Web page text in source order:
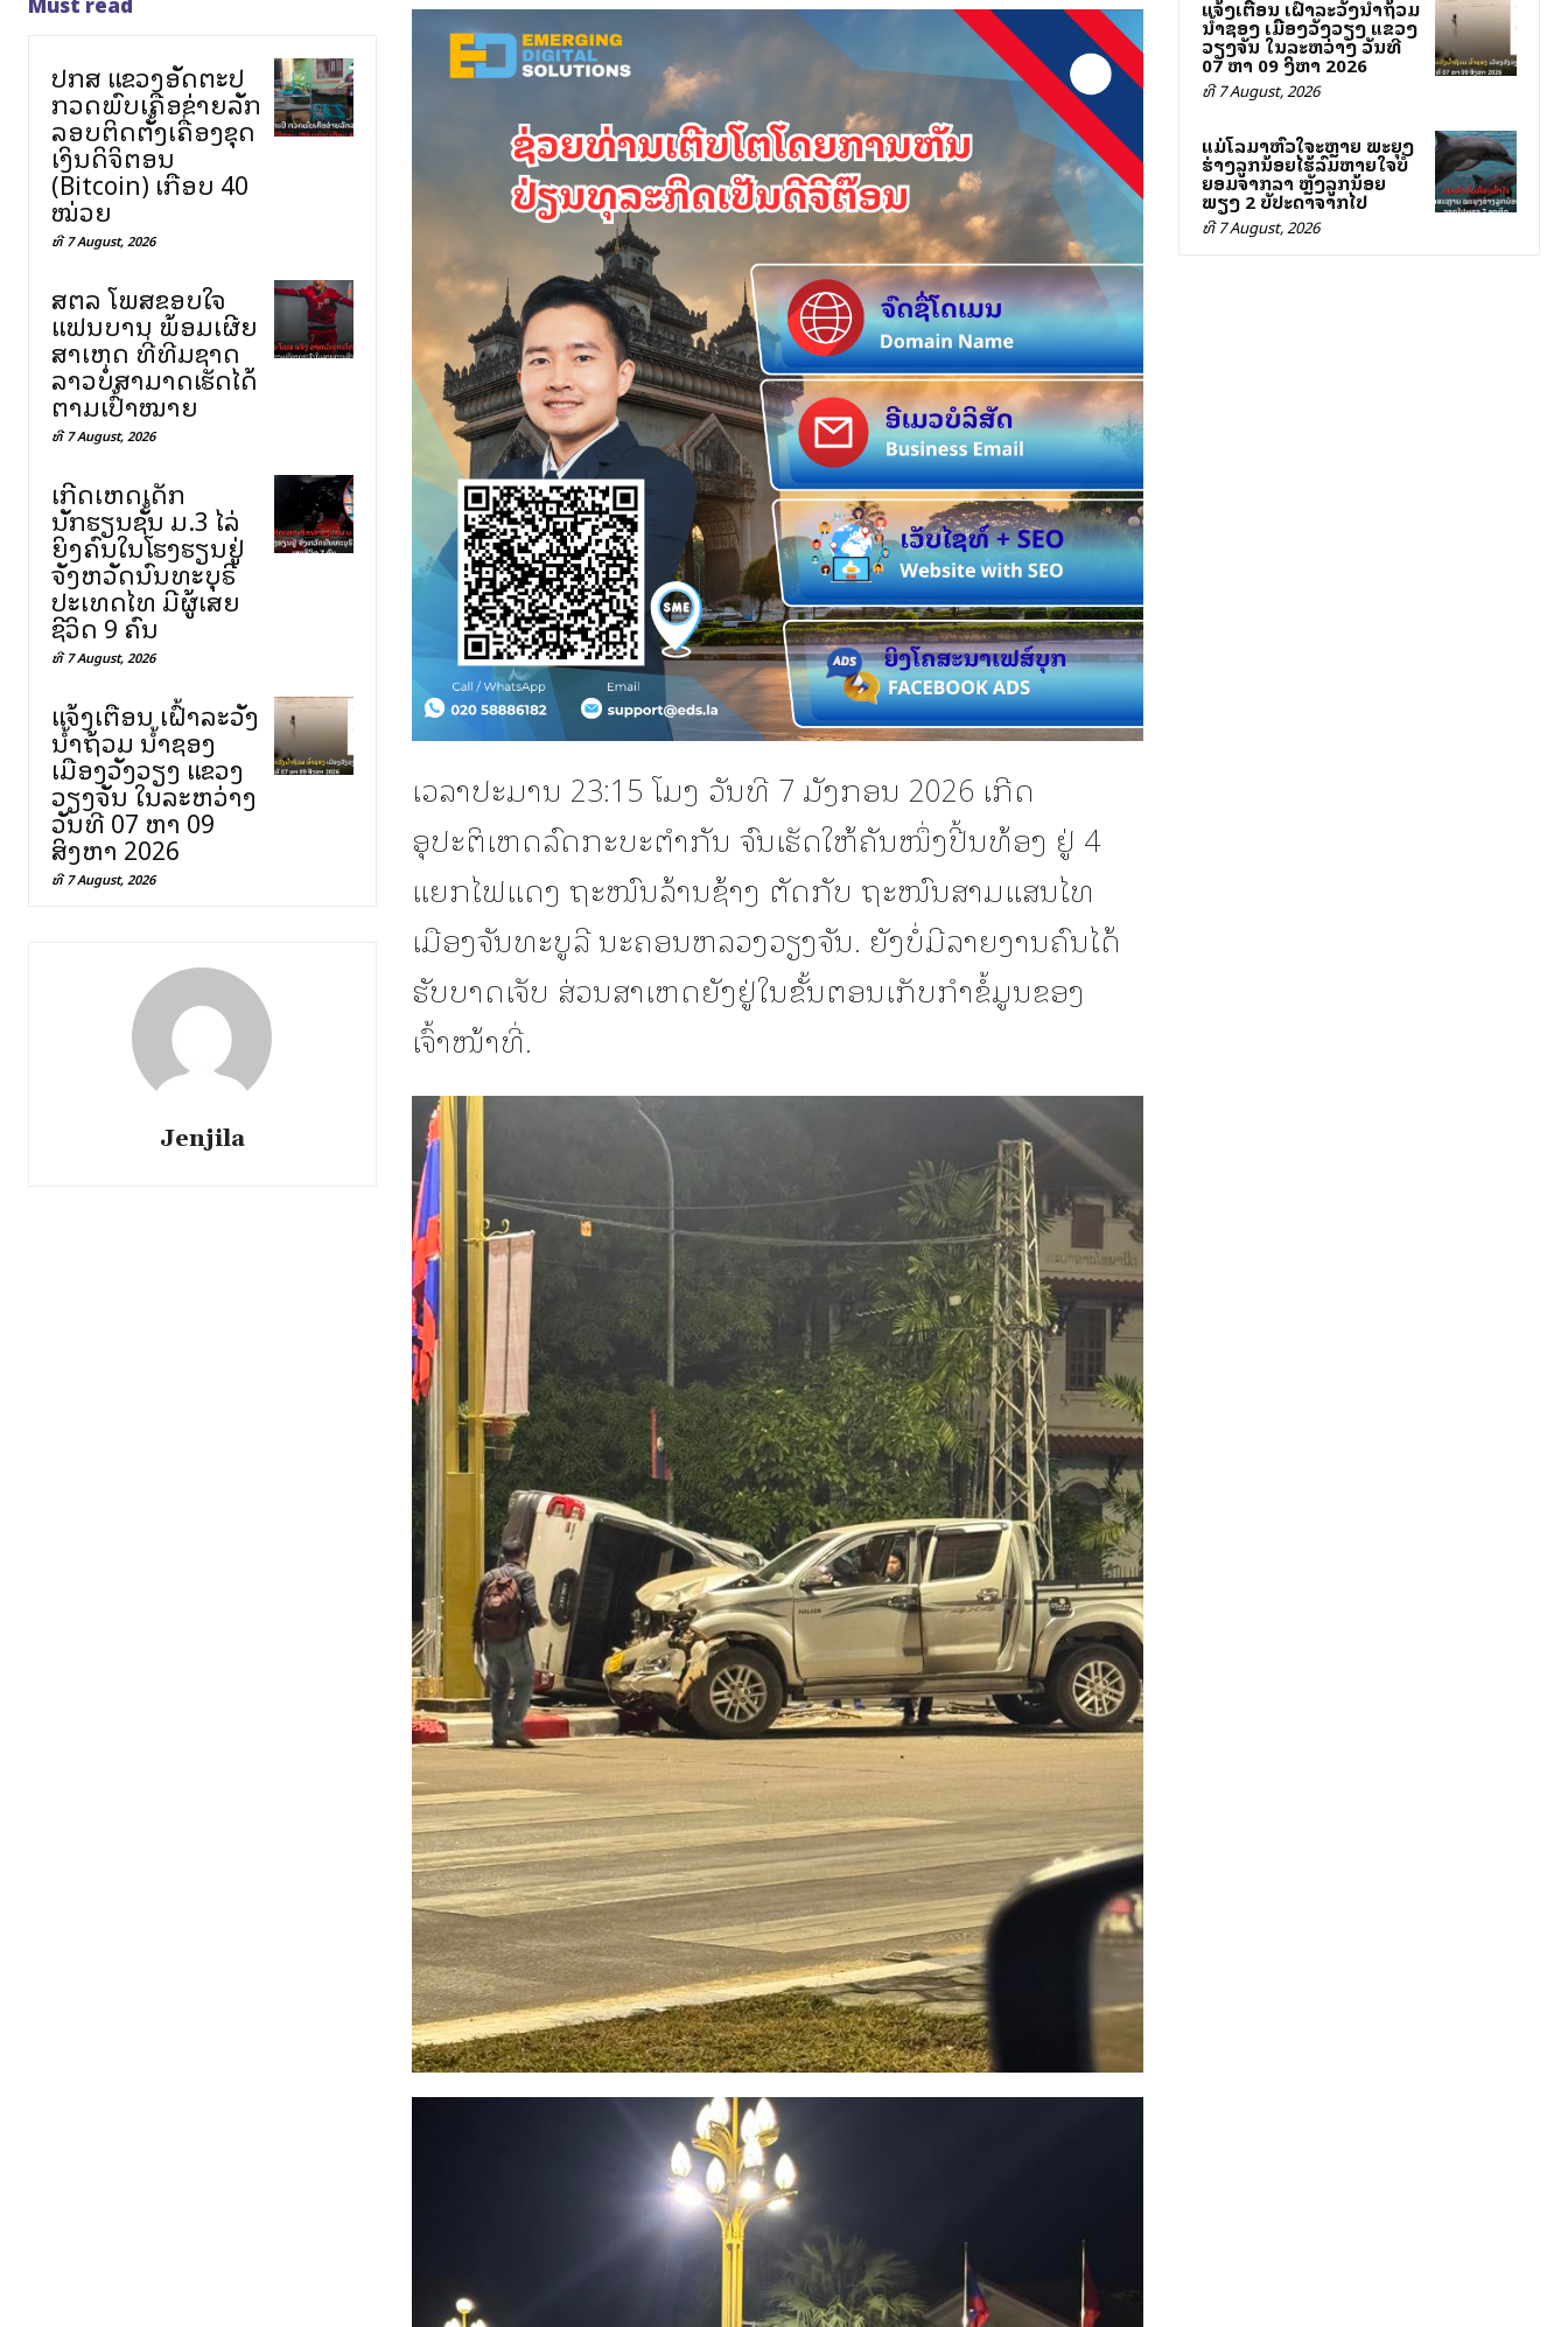
ປກສ ແຂວງອັດຕະປື
ກວດພົບເຄືອຂ່າຍລັກ
ລອບຕິດຕັ້ງເຄື່ອງຂຸດ
ເງິນດິຈິຕອນ
(Bitcoin) ເກືອບ 40
ໝ່ວຍ
ທີ 7 August, 2026
ສຕລ ໂພສຂອບໃຈ
ແຟນບານ ພ້ອມເຜີຍ
ສາເຫດ ທີ່ທີມຊາດ
ລາວບໍ່ສາມາດເຮັດໄດ້
ຕາມເປົ້າໝາຍ
ທີ 7 August, 2026
ເກີດເຫດເດັກ
ນັກຮຽນຊັ້ນ ມ.3 ໄລ່
ຍິງຄົນໃນໂຮງຮຽນຢູ່
ຈັງຫວັດນົນທະບຸຣີ
ປະເທດໄທ ມີຜູ້ເສຍ
ຊີວິດ 9 ຄົນ
ທີ 7 August, 2026
ແຈ້ງເຕືອນ ເຝົ້າລະວັງ
ນ້ຳຖ້ວມ ນ້ຳຊອງ
ເມືອງວັງວຽງ ແຂວງ
ວຽງຈັນ ໃນລະຫວ່າງ
ວັນທີ 07 ຫາ 09
ສິງຫາ 2026
ທີ 7 August, 2026
Jenjila
ເວລາປະມານ 23:15 ໂມງ ວັນທີ 7 ມັງກອນ 2026 ເກີດ
ອຸປະຕິເຫດລົດກະບະຕຳກັນ ຈົນເຮັດໃຫ້ຄັນໜຶ່ງປີ້ນທ້ອງ ຢູ່ 4
ແຍກໄຟແດງ ຖະໜົນລ້ານຊ້າງ ຕັດກັບ ຖະໜົນສາມແສນໄທ
ເມືອງຈັນທະບູລີ ນະຄອນຫລວງວຽງຈັນ. ຍັງບໍ່ມີລາຍງານຄົນໄດ້
ຮັບບາດເຈັບ ສ່ວນສາເຫດຍັງຢູ່ໃນຂັ້ນຕອນເກັບກຳຂໍ້ມູນຂອງ
ເຈົ້າໜ້າທີ່.
ແຈ້ງເຕືອນ ເຝົ້າລະວັງນ້ຳຖ້ວມ
ນ້ຳຊອງ ເມືອງວັງວຽງ ແຂວງ
ວຽງຈັນ ໃນລະຫວ່າງ ວັນທີ
07 ຫາ 09 ສິງຫາ 2026
ທີ 7 August, 2026
ແມ່ໂລມາຫົວໃຈສະຫຼາຍ ພະຍຸງ
ຮ່າງລູກນ້ອຍໄຮ້ລົມຫາຍໃຈບໍ່
ຍອມຈາກລາ ຫຼັງລູກນ້ອຍ
ພຽງ 2 ສັບປະດາຈາກໄປ
ທີ 7 August, 2026